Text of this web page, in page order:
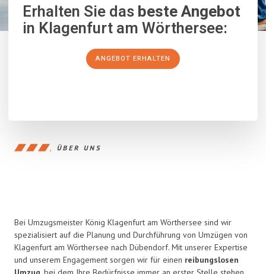
Erhalten Sie dasbeste Angebot
in Klagenfurt am Wörthersee:
ANGEBOT ERHALTEN
ÜBER UNS
Bei Umzugsmeister König Klagenfurt am Wörthersee sind wir
spezialisiert auf die Planung und Durchführung von Umzügen von
Klagenfurt am Wörthersee nach Dübendorf. Mit unserer Expertise
und unserem Engagement sorgen wir für einen reibungslosen